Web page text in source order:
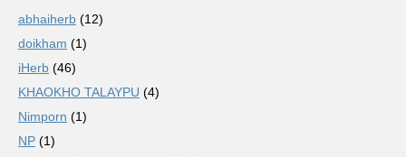
abhaiherb (12)
doikham (1)
iHerb (46)
KHAOKHO TALAYPU (4)
Nimporn (1)
NP (1)